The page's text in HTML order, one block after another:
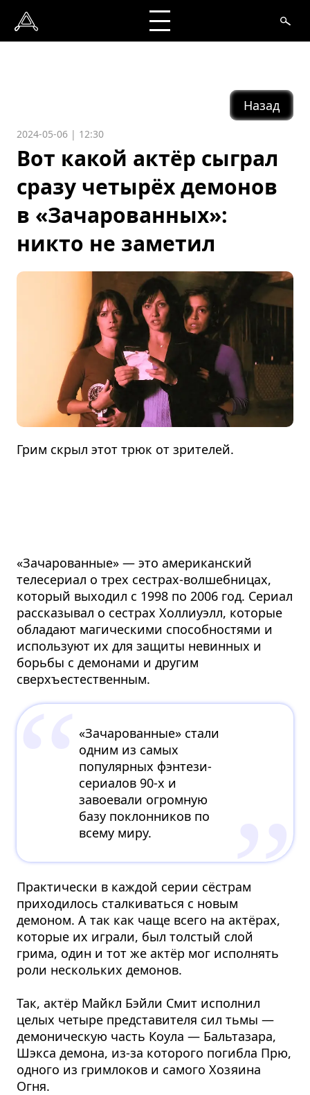
Назад
2024-05-06 | 12:30
Вот какой актёр сыграл
сразу четырёх демонов
в «Зачарованных»:
никто не заметил
Грим скрыл этот трюк от зрителей.
«Зачарованные» — это американский
телесериал о трех сестрах-волшебницах,
который выходил с 1998 по 2006 год. Сериал
рассказывал о сестрах Холлиуэлл, которые
обладают магическими способностями и
используют их для защиты невинных и
борьбы с демонами и другим
сверхъестественным.
«Зачарованные» стали
одним из самых
популярных фэнтези-
сериалов 90-х и
завоевали огромную
базу поклонников по
всему миру.
Практически в каждой серии сёстрам
приходилось сталкиваться с новым
демоном. А так как чаще всего на актёрах,
которые их играли, был толстый слой
грима, один и тот же актёр мог исполнять
роли нескольких демонов.
Так, актёр Майкл Бэйли Смит исполнил
целых четыре представителя сил тьмы —
демоническую часть Коула — Бальтазара,
Шэкса демона, из-за которого погибла Прю,
одного из гримлоков и самого Хозяина
Огня.